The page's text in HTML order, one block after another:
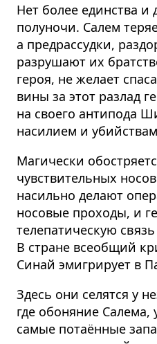
Нет более единства
полуночи. Салем
а предрассудки,
разрушают их
героя, не желает
вины за этот разлад
на своего антипода
насилием и
Магически
чувствительных
насильно делают
носовые проходы, и
телепатическую
В стране всеобщий
Синай эмигрирует в
Здесь они селятся у
где обоняние
самые потаённые